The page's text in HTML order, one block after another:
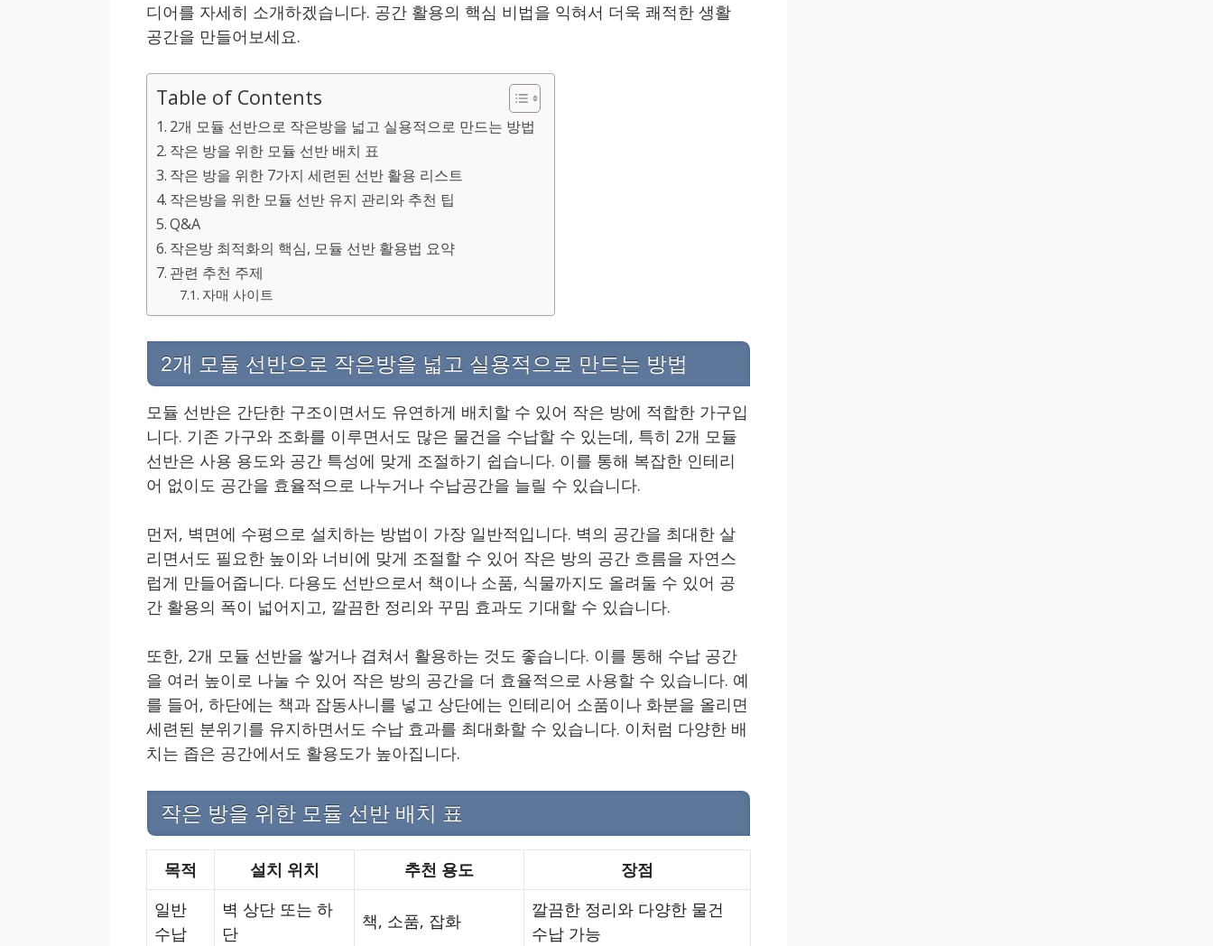
디어를 자세히 소개하겠습니다. 공간 활용의 핵심 비법을 익혀서 더욱 쾌적한 생활
공간을 만들어보세요.
Table of Contents
2개 모듈 선반으로 작은방을 넓고 실용적으로 만드는 방법
작은 방을 위한 모듈 선반 배치 표
작은 방을 위한 7가지 세련된 선반 활용 리스트
작은방을 위한 모듈 선반 유지 관리와 추천 팁
Q&A
작은방 최적화의 핵심, 모듈 선반 활용법 요약
관련 추천 주제
자매 사이트
2개 모듈 선반으로 작은방을 넓고 실용적으로 만드는 방법
모듈 선반은 간단한 구조이면서도 유연하게 배치할 수 있어 작은 방에 적합한 가구입
니다. 기존 가구와 조화를 이루면서도 많은 물건을 수납할 수 있는데, 특히 2개 모듈
선반은 사용 용도와 공간 특성에 맞게 조절하기 쉽습니다. 이를 통해 복잡한 인테리
어 없이도 공간을 효율적으로 나누거나 수납공간을 늘릴 수 있습니다.
먼저, 벽면에 수평으로 설치하는 방법이 가장 일반적입니다. 벽의 공간을 최대한 살
리면서도 필요한 높이와 너비에 맞게 조절할 수 있어 작은 방의 공간 흐름을 자연스
럽게 만들어줍니다. 다용도 선반으로서 책이나 소품, 식물까지도 올려둘 수 있어 공
간 활용의 폭이 넓어지고, 깔끔한 정리와 꾸밈 효과도 기대할 수 있습니다.
또한, 2개 모듈 선반을 쌓거나 겹쳐서 활용하는 것도 좋습니다. 이를 통해 수납 공간
을 여러 높이로 나눌 수 있어 작은 방의 공간을 더 효율적으로 사용할 수 있습니다. 예
를 들어, 하단에는 책과 잡동사니를 넣고 상단에는 인테리어 소품이나 화분을 올리면
세련된 분위기를 유지하면서도 수납 효과를 최대화할 수 있습니다. 이처럼 다양한 배
치는 좁은 공간에서도 활용도가 높아집니다.
작은 방을 위한 모듈 선반 배치 표
목적 설치 위치 추천 용도
장점
일반
수납
벽 상단 또는 하
단
책, 소품, 잡화
깔끔한 정리와 다양한 물건
수납 가능